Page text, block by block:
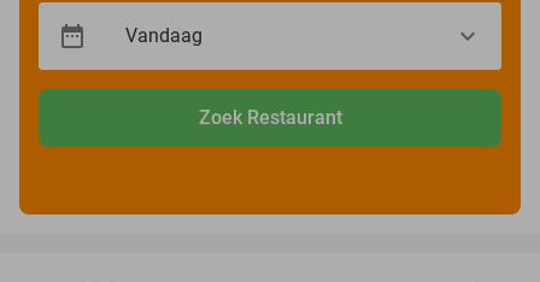
Zoek Restaurant